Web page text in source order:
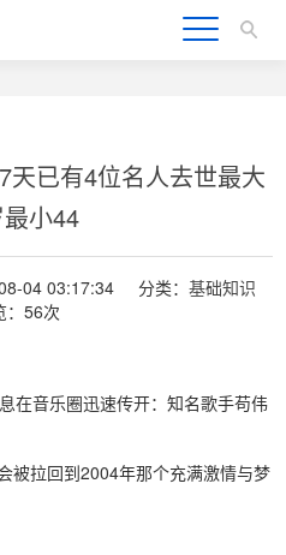
天已有4位名人去世最大
小44
04 03:17:34 分类： 基础知识
：56次
音乐圈迅速传开：知名歌手苟伟
拉回到2004年那个充满激情与梦